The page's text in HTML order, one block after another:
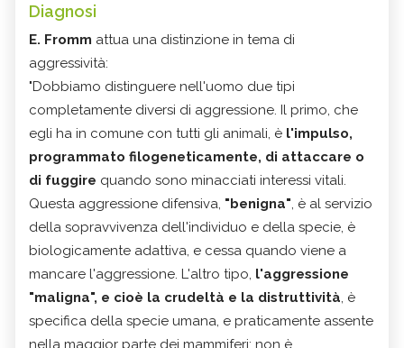
Diagnosi
E. Fromm attua una distinzione in tema di
aggressività:
"Dobbiamo distinguere nell'uomo due tipi
completamente diversi di aggressione. Il primo, che
egli ha in comune con tutti gli animali, è l'impulso,
programmato filogeneticamente, di attaccare o
di fuggire quando sono minacciati interessi vitali.
Questa aggressione difensiva, "benigna" , è al servizio
della sopravvivenza dell'individuo e della specie, è
biologicamente adattiva, e cessa quando viene a
mancare l'aggressione. L'altro tipo, l'aggressione
"maligna", e cioè la crudeltà e la distruttività , è
specifica della specie umana, e praticamente assente
nella maggior parte dei mammiferi; non è